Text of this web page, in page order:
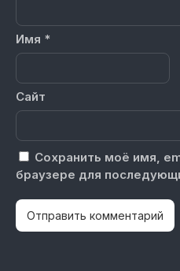
Имя *
Сайт
Сохранить моё имя,
браузере для